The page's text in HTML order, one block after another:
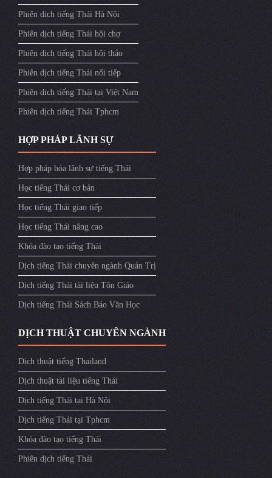
Phiên dịch tiếng Thái Hà Nội
Phiên dịch tiếng Thái hội chợ
Phiên dịch tiếng Thái hội thảo
Phiên dịch tiếng Thái nối tiếp
Phiên dich tiếng Thái tại Việt Nam
Phiên dịch tiếng Thái Tphcm
HỢP PHÁP LÃNH SỰ
Hợp pháp hóa lãnh sự tiếng Thái
Học tiếng Thái cơ bản
Học tiếng Thái giao tiếp
Học tiếng Thái nâng cao
Khóa đào tạo tiếng Thái
Dịch tiếng Thái chuyên ngành Quản Trị
Dịch tiếng Thái tài liệu Tôn Giáo
Dịch tiếng Thái Sách Báo Văn Học
DỊCH THUẬT CHUYÊN NGÀNH
Dịch thuật tiếng Thailand
Dịch thuật tài liệu tiếng Thái
Dịch tiếng Thái tại Hà Nội
Dịch tiếng Thái tại Tphcm
Khóa đào tạo tiếng Thái
Phiên dịch tiếng Thái